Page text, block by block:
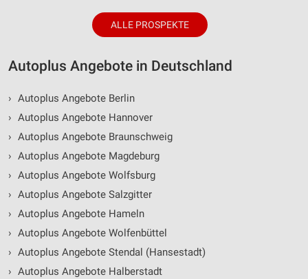
ALLE PROSPEKTE
Autoplus Angebote in Deutschland
› Autoplus Angebote Berlin
› Autoplus Angebote Hannover
› Autoplus Angebote Braunschweig
› Autoplus Angebote Magdeburg
› Autoplus Angebote Wolfsburg
› Autoplus Angebote Salzgitter
› Autoplus Angebote Hameln
› Autoplus Angebote Wolfenbüttel
› Autoplus Angebote Stendal (Hansestadt)
› Autoplus Angebote Halberstadt